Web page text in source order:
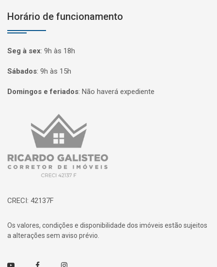
Horário de funcionamento
Seg à sex: 9h às 18h
Sábados: 9h às 15h
Domingos e feriados: Não haverá expediente
Página inicial
CRECI: 42137F
Os valores, condições e disponibilidade dos imóveis estão sujeitos
a alterações sem aviso prévio.